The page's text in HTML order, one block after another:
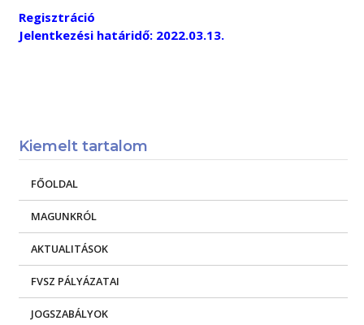
Regisztráció
Jelentkezési határidő: 2022.03.13.
Kiemelt tartalom
FŐOLDAL
MAGUNKRÓL
AKTUALITÁSOK
FVSZ PÁLYÁZATAI
JOGSZABÁLYOK